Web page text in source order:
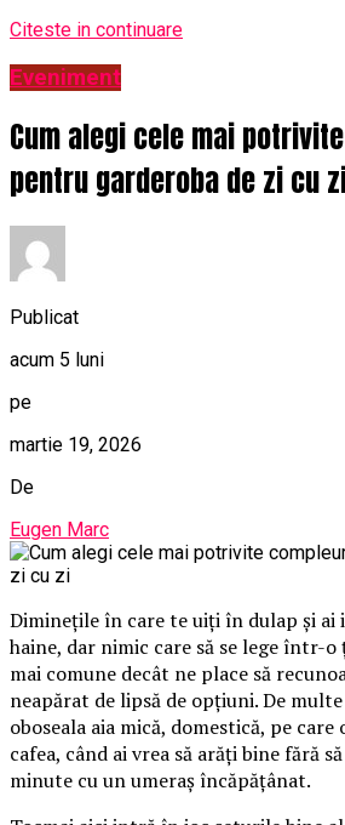
Citeste in continuare
Eveniment
Cum alegi cele mai
pentru garderoba de zi cu
Publicat
acum 5 luni
pe
martie 19, 2026
De
Eugen Marc
Diminețile în care te uiți în dulap și ai
haine, dar nimic care să se lege într-
mai comune decât ne place să
neapărat de lipsă de opțiuni. De
oboseala aia mică, domestică, pe
cafea, când ai vrea să arăți bine fără
minute cu un umeraș încăpățânat.